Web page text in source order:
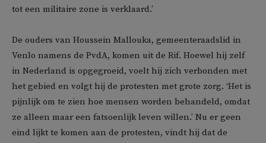
tot een militaire zone is verklaard.’
De ouders van Houssein Mallouka, gemeenteraadslid in
Venlo namens de PvdA, komen uit de Rif. Hoewel hij zelf
in Nederland is opgegroeid, voelt hij zich verbonden met
het gebied en volgt hij de protesten met grote zorg. ‘Het is
pijnlijk om te zien hoe mensen worden behandeld, omdat
ze alleen maar een fatsoenlijk leven willen.’ Nu er geen
eind lijkt te komen aan de protesten, vindt hij dat de